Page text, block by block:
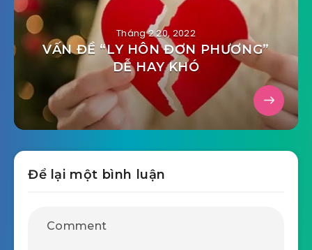
Tháng 2 20, 2022
VẤN ĐỀ “LY HÔN ĐƠN PHƯƠNG”
DỄ HAY KHÓ
Để lại một bình luận